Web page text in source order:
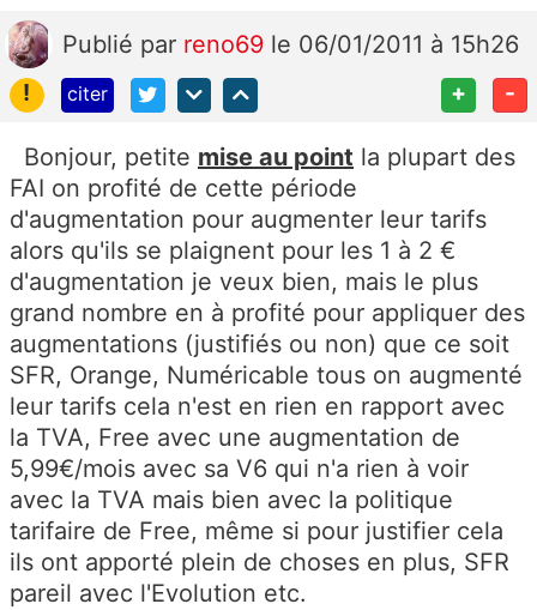
Publié par reno69 le 06/01/2011 à 15h26
!
citer + -
Bonjour, petite mise au point la plupart des
FAI on profité de cette période
d'augmentation pour augmenter leur tarifs
alors qu'ils se plaignent pour les 1 à 2 €
d'augmentation je veux bien, mais le plus
grand nombre en à profité pour appliquer des
augmentations (justifiés ou non) que ce soit
SFR, Orange, Numéricable tous on augmenté
leur tarifs cela n'est en rien en rapport avec
la TVA, Free avec une augmentation de
5,99€/mois avec sa V6 qui n'a rien à voir
avec la TVA mais bien avec la politique
tarifaire de Free, même si pour justifier cela
ils ont apporté plein de choses en plus, SFR
pareil avec l'Evolution etc.